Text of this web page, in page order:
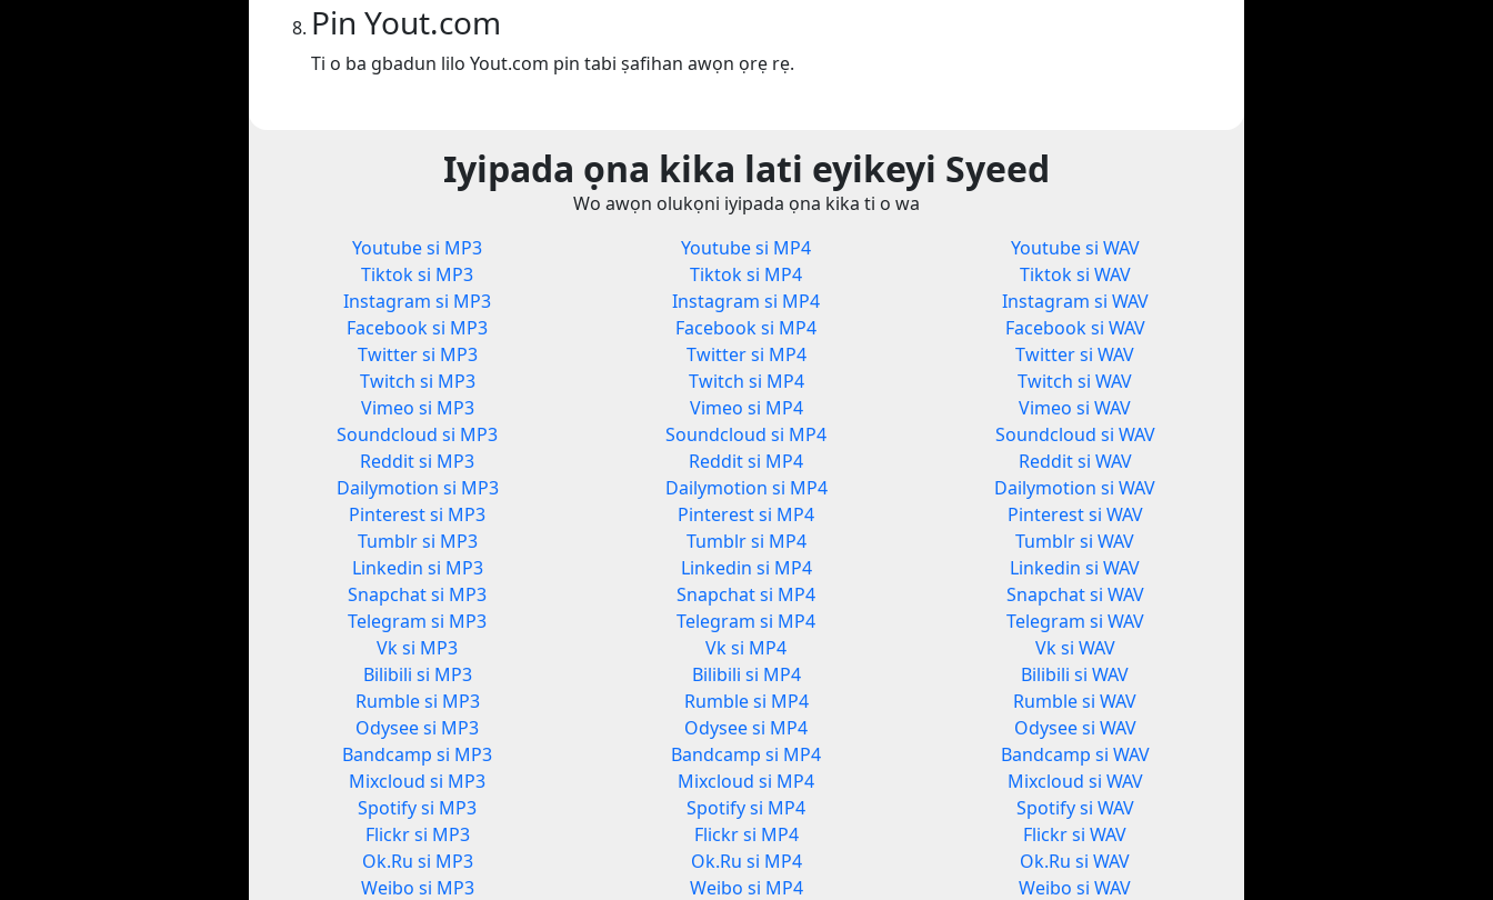
Pin Yout.com
Ti o ba gbadun lilo Yout.com pin tabi ṣafihan awọn ọrẹ rẹ.
Iyipada ọna kika lati eyikeyi Syeed
Wo awọn olukọni iyipada ọna kika ti o wa
Youtube si MP3
Tiktok si MP3
Instagram si MP3
Facebook si MP3
Twitter si MP3
Twitch si MP3
Vimeo si MP3
Soundcloud si MP3
Reddit si MP3
Dailymotion si MP3
Pinterest si MP3
Tumblr si MP3
Linkedin si MP3
Snapchat si MP3
Telegram si MP3
Vk si MP3
Bilibili si MP3
Rumble si MP3
Odysee si MP3
Bandcamp si MP3
Mixcloud si MP3
Spotify si MP3
Flickr si MP3
Ok.Ru si MP3
Weibo si MP3
Youtube si MP4
Tiktok si MP4
Instagram si MP4
Facebook si MP4
Twitter si MP4
Twitch si MP4
Vimeo si MP4
Soundcloud si MP4
Reddit si MP4
Dailymotion si MP4
Pinterest si MP4
Tumblr si MP4
Linkedin si MP4
Snapchat si MP4
Telegram si MP4
Vk si MP4
Bilibili si MP4
Rumble si MP4
Odysee si MP4
Bandcamp si MP4
Mixcloud si MP4
Spotify si MP4
Flickr si MP4
Ok.Ru si MP4
Weibo si MP4
Youtube si WAV
Tiktok si WAV
Instagram si WAV
Facebook si WAV
Twitter si WAV
Twitch si WAV
Vimeo si WAV
Soundcloud si WAV
Reddit si WAV
Dailymotion si WAV
Pinterest si WAV
Tumblr si WAV
Linkedin si WAV
Snapchat si WAV
Telegram si WAV
Vk si WAV
Bilibili si WAV
Rumble si WAV
Odysee si WAV
Bandcamp si WAV
Mixcloud si WAV
Spotify si WAV
Flickr si WAV
Ok.Ru si WAV
Weibo si WAV